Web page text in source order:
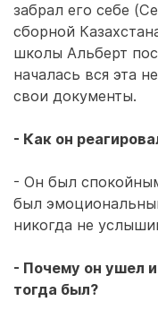
забрал его себе
сборной
школы Альберт
началась вся эта
свои документы.
- Как он
- Он был
был
никогда не
- Почему он ушел
тогда был?